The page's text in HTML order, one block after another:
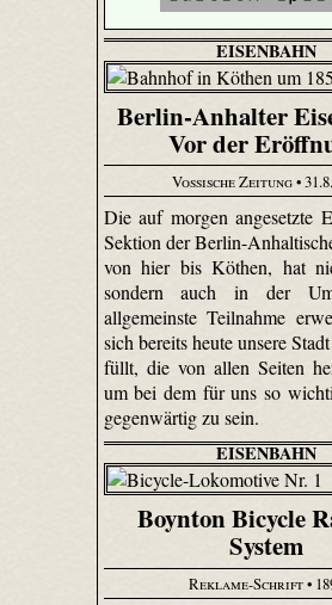
EISENBAHN
Berlin-Anhalter
Vor der
Vossische Zeitung•
Die auf morgen angesetzte
Sektion der Berlin-
von hier bis Köthen, hat
sondern auch in der
allgemeinste Teilnahme
sich bereits heute unsere
füllt, die von allen Seiten
um bei dem für uns so
gegenwärtig zu sein.
EISENBAHN
Boynton Bicycle
System
Reklame-Schrift•